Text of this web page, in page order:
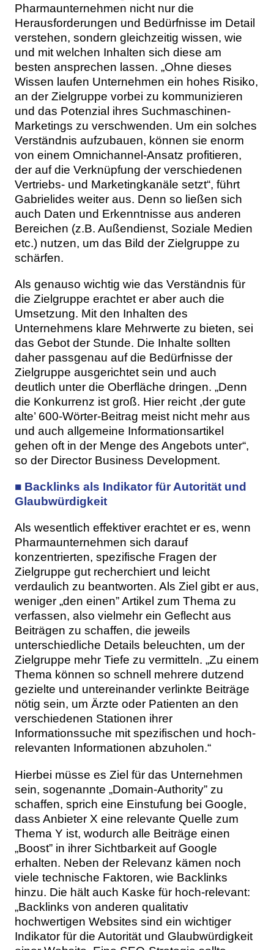
Pharmaunternehmen nicht nur die
Herausforderungen und Bedürfnisse im Detail
verstehen, sondern gleichzeitig wissen, wie
und mit welchen Inhalten sich diese am
besten ansprechen lassen. „Ohne dieses
Wissen laufen Unternehmen ein hohes Risiko,
an der Zielgruppe vorbei zu kommunizieren
und das Potenzial ihres Suchmaschinen-
Marketings zu verschwenden. Um ein solches
Verständnis aufzubauen, können sie enorm
von einem Omnichannel-Ansatz profitieren,
der auf die Verknüpfung der verschiedenen
Vertriebs- und Marketingkanäle setzt“, führt
Gabrielides weiter aus. Denn so ließen sich
auch Daten und Erkenntnisse aus anderen
Bereichen (z.B. Außendienst, Soziale Medien
etc.) nutzen, um das Bild der Zielgruppe zu
schärfen.
Als genauso wichtig wie das Verständnis für
die Zielgruppe erachtet er aber auch die
Umsetzung. Mit den Inhalten des
Unternehmens klare Mehrwerte zu bieten, sei
das Gebot der Stunde. Die Inhalte sollten
daher passgenau auf die Bedürfnisse der
Zielgruppe ausgerichtet sein und auch
deutlich unter die Oberfläche dringen. „Denn
die Konkurrenz ist groß. Hier reicht ,der gute
alte’ 600-Wörter-Beitrag meist nicht mehr aus
und auch allgemeine Informationsartikel
gehen oft in der Menge des Angebots unter“,
so der Director Business Development.
■ Backlinks als Indikator für Autorität und
Glaubwürdigkeit
Als wesentlich effektiver erachtet er es, wenn
Pharmaunternehmen sich darauf
konzentrierten, spezifische Fragen der
Zielgruppe gut recherchiert und leicht
verdaulich zu beantworten. Als Ziel gibt er aus,
weniger „den einen” Artikel zum Thema zu
verfassen, also vielmehr ein Geflecht aus
Beiträgen zu schaffen, die jeweils
unterschiedliche Details beleuchten, um der
Zielgruppe mehr Tiefe zu vermitteln. „Zu einem
Thema können so schnell mehrere dutzend
gezielte und untereinander verlinkte Beiträge
nötig sein, um Ärzte oder Patienten an den
verschiedenen Stationen ihrer
Informationssuche mit spezifischen und hoch-
relevanten Informationen abzuholen.“
Hierbei müsse es Ziel für das Unternehmen
sein, sogenannte „Domain-Authority” zu
schaffen, sprich eine Einstufung bei Google,
dass Anbieter X eine relevante Quelle zum
Thema Y ist, wodurch alle Beiträge einen
„Boost” in ihrer Sichtbarkeit auf Google
erhalten. Neben der Relevanz kämen noch
viele technische Faktoren, wie Backlinks
hinzu. Die hält auch Kaske für hoch-relevant:
„Backlinks von anderen qualitativ
hochwertigen Websites sind ein wichtiger
Indikator für die Autorität und Glaubwürdigkeit